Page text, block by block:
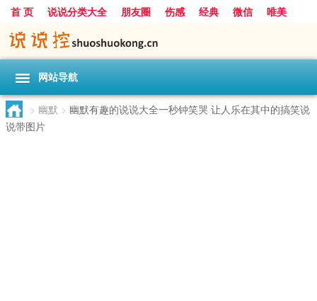
首 页 说说分类大全 朋友圈 伤感 经典 微信
唯美
励志
爱情 搞笑
网站导航
> 幽默 > 幽默有趣的说说大全一秒钟笑哭 让人乐在其中的搞笑说
说带图片